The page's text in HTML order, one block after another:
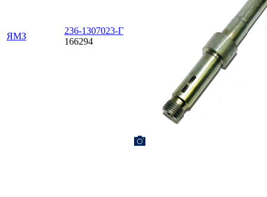
ЯМЗ
236-1307023-Г
166294